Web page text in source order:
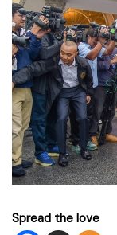
Spread the love